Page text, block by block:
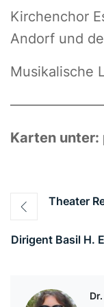
Kirchenchor
Andorf und
Musikalische
Karten unter:
Theater
Dirigent Basil H.